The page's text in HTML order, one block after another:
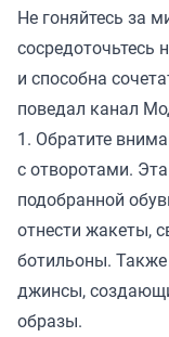
Не гоняйтесь за
сосредоточьтесь
и способна
поведал канал
1. Обратите
с отворотами.
подобранной
отнести жакеты,
ботильоны.
джинсы,
образы.